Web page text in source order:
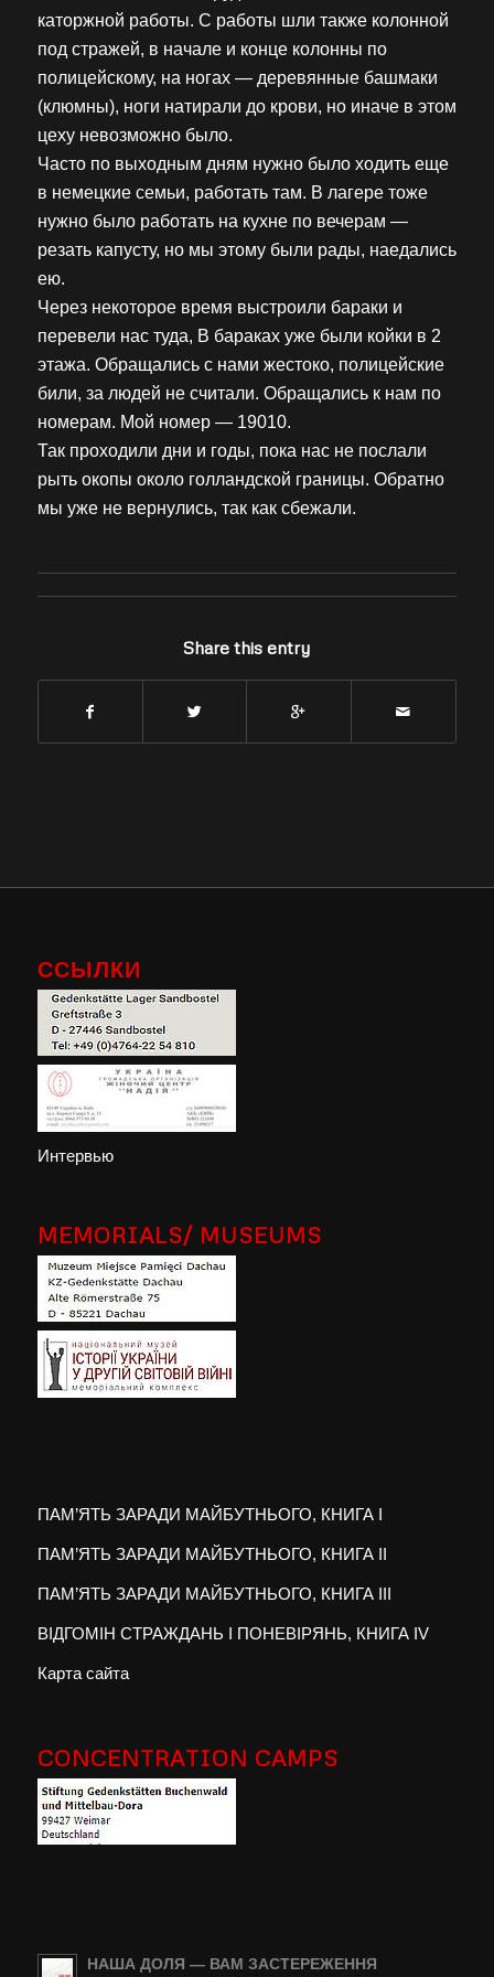
каторжной работы. С работы шли также колонной
под стражей, в начале и конце колонны по
полицейскому, на ногах — деревянные башмаки
(клюмны), ноги натирали до крови, но иначе в этом
цеху невозможно было.
Часто по выходным дням нужно было ходить еще
в немецкие семьи, работать там. В лагере тоже
нужно было работать на кухне по вечерам —
резать капусту, но мы этому были рады, наедались
ею.
Через некоторое время выстроили бараки и
перевели нас туда, В бараках уже были койки в 2
этажа. Обращались с нами жестоко, полицейские
били, за людей не считали. Обращались к нам по
номерам. Мой номер — 19010.
Так проходили дни и годы, пока нас не послали
рыть окопы около голландской границы. Обратно
мы уже не вернулись, так как сбежали.
Share this entry
ССЫЛКИ
Интервью
MEMORIALS/ MUSEUMS
ПАМ’ЯТЬ ЗАРАДИ МАЙБУТНЬОГО, КНИГА I
ПАМ’ЯТЬ ЗАРАДИ МАЙБУТНЬОГО, КНИГА II
ПАМ’ЯТЬ ЗАРАДИ МАЙБУТНЬОГО, КНИГА III
ВІДГОМІН СТРАЖДАНЬ І ПОНЕВІРЯНЬ, КНИГА IV
Карта сайта
CONCENTRATION CAMPS
НАША ДОЛЯ — ВАМ ЗАСТЕРЕЖЕННЯ